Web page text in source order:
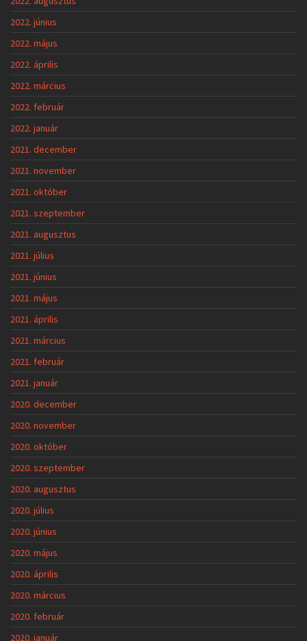
2022. június
2022. május
2022. április
2022. március
2022. február
2022. január
2021. december
2021. november
2021. október
2021. szeptember
2021. augusztus
2021. július
2021. június
2021. május
2021. április
2021. március
2021. február
2021. január
2020. december
2020. november
2020. október
2020. szeptember
2020. augusztus
2020. július
2020. június
2020. május
2020. április
2020. március
2020. február
2020. január